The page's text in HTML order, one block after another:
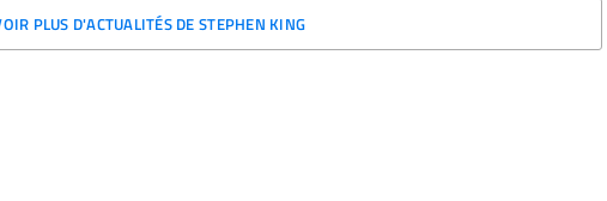
PLUS D'ACTUALITÉS DE STEPHEN KING